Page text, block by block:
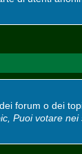
forum o dei
Puoi votare nei